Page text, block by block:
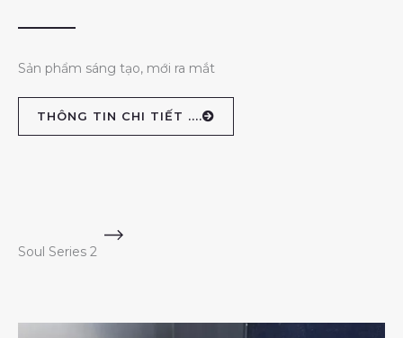
Sản phẩm sáng tạo, mới ra mắt
THÔNG TIN CHI TIẾT ....
Soul Series 2